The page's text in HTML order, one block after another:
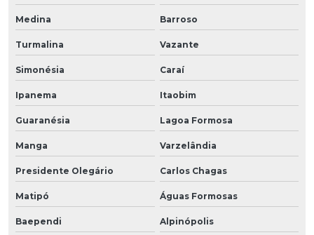
Medina Barroso
Turmalina Vazante
Simonésia Caraí
Ipanema Itaobim
Guaranésia Lagoa Formosa
Manga Varzelândia
Presidente Olegário Carlos Chagas
Matipó Águas Formosas
Baependi Alpinópolis